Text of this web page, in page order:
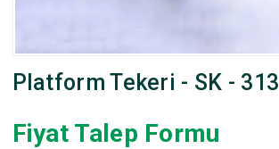
Platform Tekeri - SK - 313
Fiyat Talep Formu